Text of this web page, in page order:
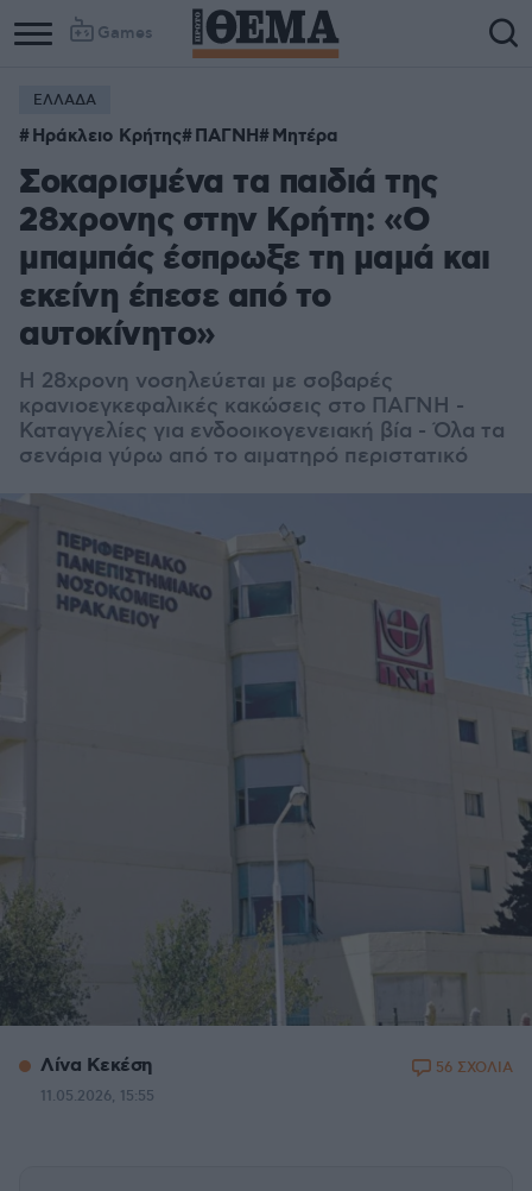
Games
ΕΛΛΑΔΑ
Ηράκλειο Κρήτης ΠΑΓΝΗ Μητέρα
Σοκαρισμένα τα παιδιά της
28χρονης στην Κρήτη: «Ο
μπαμπάς έσπρωξε τη μαμά και
εκείνη έπεσε από το
αυτοκίνητο»
Η 28χρονη νοσηλεύεται με σοβαρές
κρανιοεγκεφαλικές κακώσεις στο ΠΑΓΝΗ -
Καταγγελίες για ενδοοικογενειακή βία - Όλα τα
σενάρια γύρω από το αιματηρό περιστατικό
Λίνα Κεκέση
11.05.2026, 15:55
56 ΣΧΟΛΙΑ